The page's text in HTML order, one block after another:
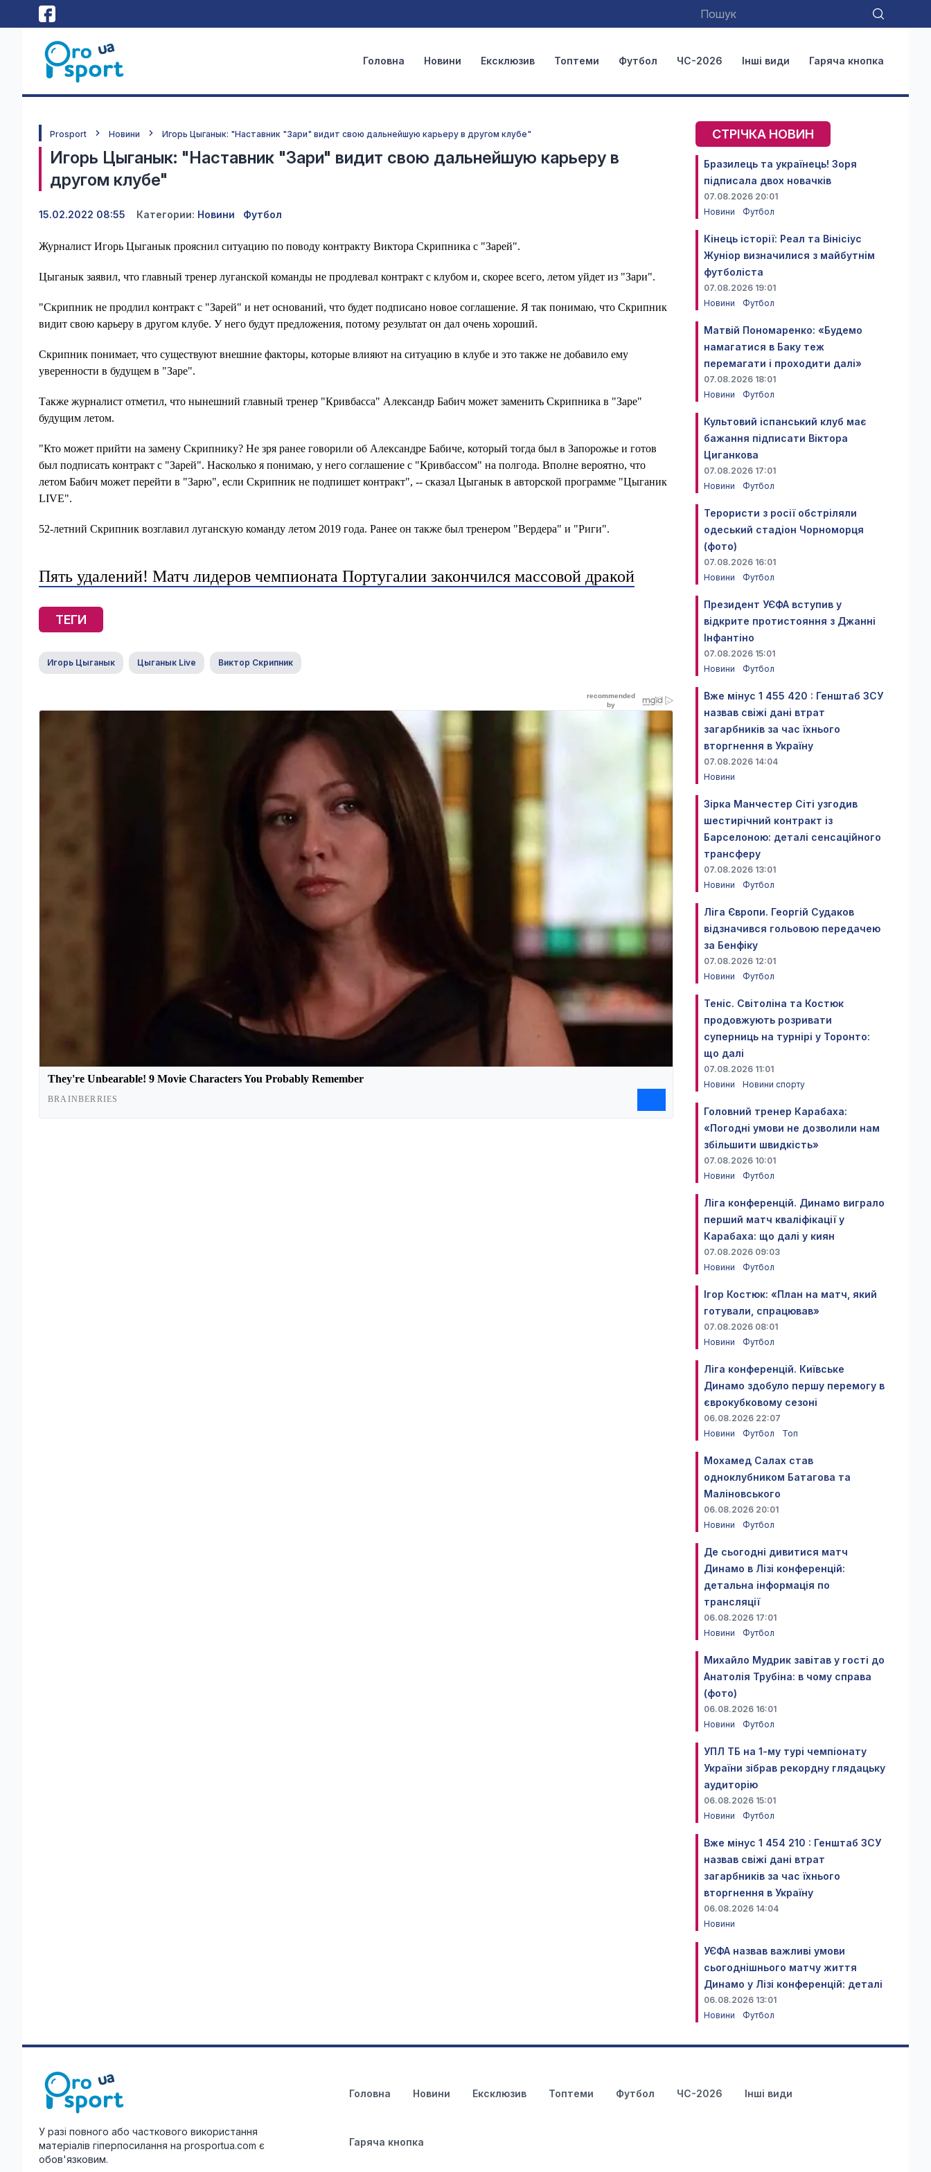
Головна Новини Ексклюзив Топтеми Футбол ЧС-2026 Інші види Гаряча кнопка
Prosport Новини Игорь Цыганык: "Наставник "Зари" видит свою дальнейшую карьеру в другом клубе"
Игорь Цыганык: "Наставник "Зари" видит свою дальнейшую карьеру в
другом клубе"
15.02.2022 08:55 Категории: Новини Футбол
Журналист Игорь Цыганык прояснил ситуацию по поводу контракту Виктора Скрипника с "Зарей".
Цыганык заявил, что главный тренер луганской команды не продлевал контракт с клубом и, скорее всего, летом уйдет из "Зари".
"Скрипник не продлил контракт с "Зарей" и нет оснований, что будет подписано новое соглашение. Я так понимаю, что Скрипник
видит свою карьеру в другом клубе. У него будут предложения, потому результат он дал очень хороший.
Скрипник понимает, что существуют внешние факторы, которые влияют на ситуацию в клубе и это также не добавило ему
уверенности в будущем в "Заре".
Также журналист отметил, что нынешний главный тренер "Кривбасса" Александр Бабич может заменить Скрипника в "Заре"
будущим летом.
"Кто может прийти на замену Скрипнику? Не зря ранее говорили об Александре Бабиче, который тогда был в Запорожье и готов
был подписать контракт с "Зарей". Насколько я понимаю, у него соглашение с "Кривбассом" на полгода. Вполне вероятно, что
летом Бабич может перейти в "Зарю", если Скрипник не подпишет контракт", -- сказал Цыганык в авторской программе "Цыганик
LIVE".
52-летний Скрипник возглавил луганскую команду летом 2019 года. Ранее он также был тренером "Вердера" и "Риги".
Пять удалений! Матч лидеров чемпионата Португалии закончился массовой дракой
ТЕГИ
Игорь Цыганык Цыганык Live Виктор Скрипник
СТРІЧКА НОВИН
Бразилець та українець! Зоря
підписала двох новачків
07.08.2026 20:01
Новини
Футбол
Кінець історії: Реал та Вінісіус
Жуніор визначилися з майбутнім
футболіста
07.08.2026 19:01
Новини
Футбол
Матвій Пономаренко: «Будемо
намагатися в Баку теж
перемагати і проходити далі»
07.08.2026 18:01
Новини
Футбол
Культовий іспанський клуб має
бажання підписати Віктора
Циганкова
07.08.2026 17:01
Новини
Футбол
Терористи з росії обстріляли
одеський стадіон Чорноморця
(фото)
07.08.2026 16:01
Новини
Футбол
Президент УЄФА вступив у
відкрите протистояння з Джанні
Інфантіно
07.08.2026 15:01
Новини
Футбол
Вже мінус 1 455 420 : Генштаб ЗСУ
назвав свіжі дані втрат
загарбників за час їхнього
вторгнення в Україну
07.08.2026 14:04
Новини
Зірка Манчестер Сіті узгодив
шестирічний контракт із
Барселоною: деталі сенсаційного
трансферу
07.08.2026 13:01
Новини
Футбол
Ліга Європи. Георгій Судаков
відзначився гольовою передачею
за Бенфіку
07.08.2026 12:01
Новини
Футбол
Теніс. Світоліна та Костюк
продовжують розривати
суперниць на турнірі у Торонто:
що далі
07.08.2026 11:01
Новини
Новини спорту
Головний тренер Карабаха:
«Погодні умови не дозволили нам
збільшити швидкість»
07.08.2026 10:01
Новини
Футбол
Ліга конференцій. Динамо виграло
перший матч кваліфікації у
Карабаха: що далі у киян
07.08.2026 09:03
Новини
Футбол
Ігор Костюк: «План на матч, який
готували, спрацював»
07.08.2026 08:01
Новини
Футбол
Ліга конференцій. Київське
Динамо здобуло першу перемогу в
єврокубковому сезоні
06.08.2026 22:07
Новини
Футбол Топ
Мохамед Салах став
одноклубником Батагова та
Маліновського
06.08.2026 20:01
Новини
Футбол
Де сьогодні дивитися матч
Динамо в Лізі конференцій:
детальна інформація по
трансляції
06.08.2026 17:01
Новини
Футбол
Михайло Мудрик завітав у гості до
Анатолія Трубіна: в чому справа
(фото)
06.08.2026 16:01
Новини
Футбол
УПЛ ТБ на 1-му турі чемпіонату
України зібрав рекордну глядацьку
аудиторію
06.08.2026 15:01
Новини
Футбол
Вже мінус 1 454 210 : Генштаб ЗСУ
назвав свіжі дані втрат
загарбників за час їхнього
вторгнення в Україну
06.08.2026 14:04
Новини
УЄФА назвав важливі умови
сьогоднішнього матчу життя
Динамо у Лізі конференцій: деталі
06.08.2026 13:01
Новини
Футбол
У разі повного або часткового використання
матеріалів гіперпосилання на prosportua.com є
обов'язковим.
Головна Новини Ексклюзив Топтеми Футбол ЧС-2026 Інші види
Гаряча кнопка